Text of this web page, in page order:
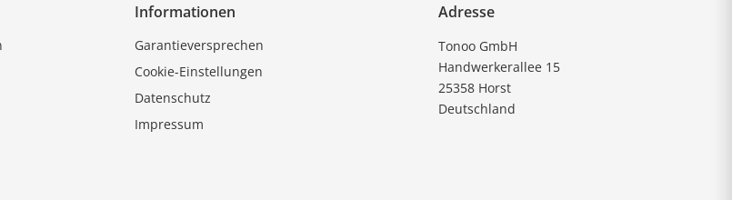
Informationen
Garantieversprechen
Cookie-Einstellungen
Datenschutz
Impressum
Adresse
Tonoo GmbH
Handwerkerallee 15
25358 Horst
Deutschland